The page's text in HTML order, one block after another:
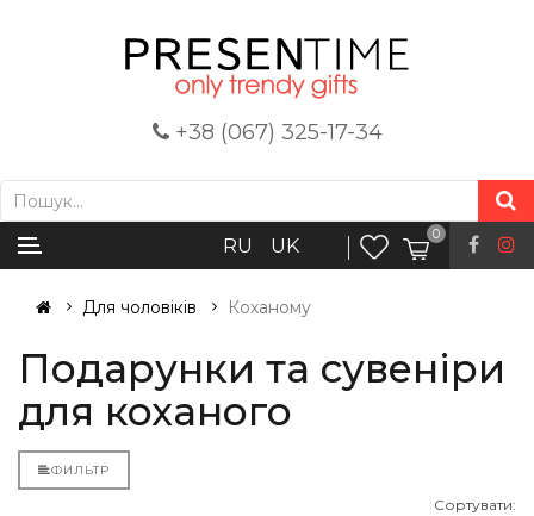
+38 (067) 325-17-34
RU UK
0
Для чоловіків Коханому
Подарунки та сувеніри
для коханого
ФИЛЬТР
Сортувати: